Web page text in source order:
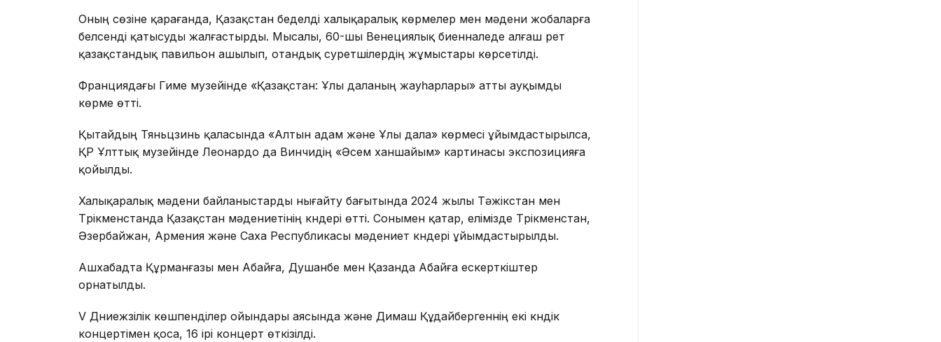
Оның сөзіне қарағанда, Қазақстан беделді халықаралық көрмелер мен мәдени жобаларға
белсенді қатысуды жалғастырды. Мысалы, 60-шы Венециялық биенналеде алғаш рет
қазақстандық павильон ашылып, отандық суретшілердің жұмыстары көрсетілді.
Франциядағы Гиме музейінде «Қазақстан: Ұлы даланың жауһарлары» атты ауқымды
көрме өтті.
Қытайдың Тяньцзинь қаласында «Алтын адам және Ұлы дала» көрмесі ұйымдастырылса,
ҚР Ұлттық музейінде Леонардо да Винчидің «Әсем ханшайым» картинасы экспозицияға
қойылды.
Халықаралық мәдени байланыстарды нығайту бағытында 2024 жылы Тәжікстан мен
Түрікменстанда Қазақстан мәдениетінің күндері өтті. Сонымен қатар, елімізде Түрікменстан,
Әзербайжан, Армения және Саха Республикасы мәдениет күндері ұйымдастырылды.
Ашхабадта Құрманғазы мен Абайға, Душанбе мен Қазанда Абайға ескерткіштер
орнатылды.
V Дүниежүзілік көшпенділер ойындары аясында және Димаш Құдайбергеннің екі күндік
концертімен қоса, 16 ірі концерт өткізілді.